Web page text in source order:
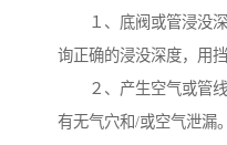
１、底阀或管浸没深
询正确的浸没深度，用
２、产生空气或管线
有无气穴和/或空气泄漏。